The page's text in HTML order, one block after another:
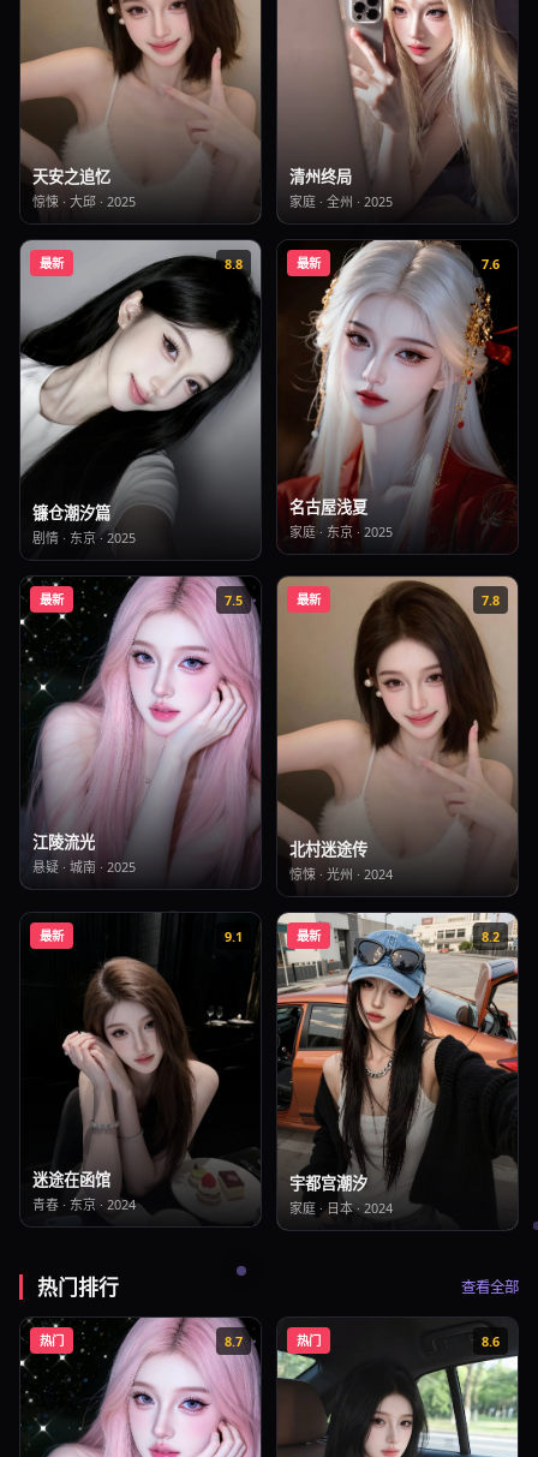
天安之追忆
惊悚· 大邱· 2025
清州终局
家庭 · 全州 · 2025
最新 8.8
镰仓潮汐篇
剧情· 东京·2025
最新 7.6
名古屋浅夏
家庭 · 东京 · 2025
最新 7.5
江陵流光
悬疑· 城南· 2025
最新 7.8
北村迷途传
惊悚 · 光州 · 2024
最新 9.1
迷途在函馆
青春· 东京· 2024
最新 8.2
宇都宫潮汐
家庭 ·日本· 2024
热门排行 查看全部
热门 8.7 热门 8.6